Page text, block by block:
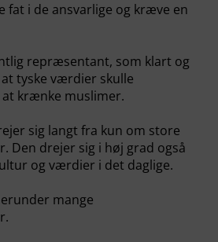
fat i de ansvarlige og kræve en
repræsentant, som klart og
tyske værdier skulle
krænke muslimer.
sig langt fra kun om store
Den drejer sig i høj grad også
og værdier i det daglige.
mange